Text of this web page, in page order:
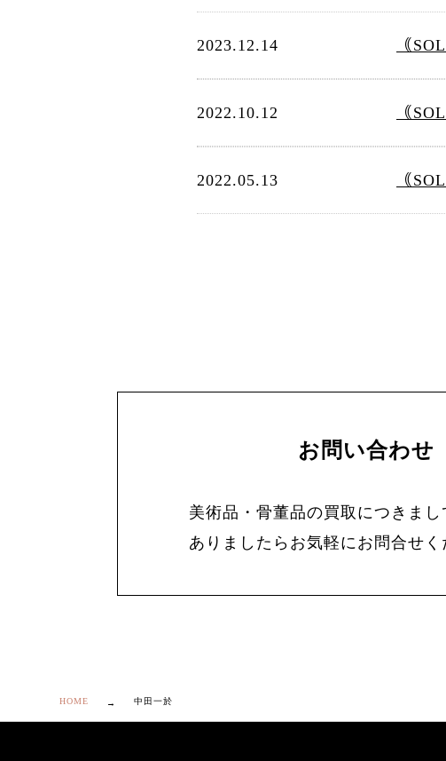
2023.12.14 ｟
2022.10.12 ｟
2022.05.13 ｟
お問い合わせ
美術品・骨董品の買取につきま
ありましたらお気軽にお問合せく
HOME 中田一於